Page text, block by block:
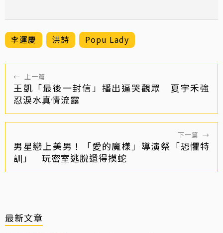
李運慶 洪詩 Popu Lady
← 上一篇
王凱「最後一封信」播出逼哭觀眾 夏宇禾強
忍淚水真情流露
下一篇 →
男星戀上美男！「愛的魔樣」導演祭「恐懼特
訓」 玩密室逃脫還得摸蛇
最新文章